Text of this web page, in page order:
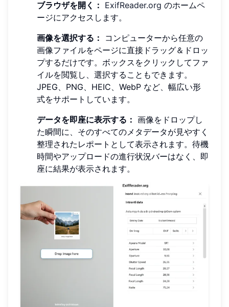
ブラウザを開く： ExifReader.org のホームペ
ージにアクセスします。
画像を選択する：
コンピューターから任意の
画像ファイルをページに直接ドラッグ＆ドロッ
プするだけです。ボックスをクリックしてファ
イルを閲覧し、選択することもできます。
JPEG、PNG、HEIC、WebP など、幅広い形
式をサポートしています。
データを即座に表示する： 画像をドロップし
た瞬間に、そのすべてのメタデータが見やすく
整理されたレポートとして表示されます。待機
時間やアップロードの進行状況バーはなく、即
座に結果が表示されます。